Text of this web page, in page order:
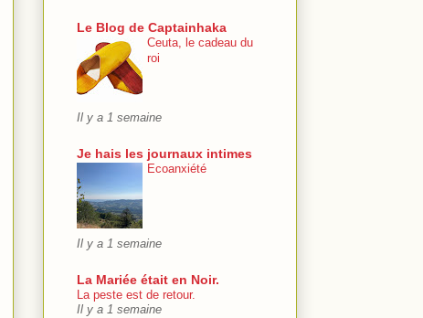
Le Blog de Captainhaka
Ceuta, le cadeau du
roi
Il y a 1 semaine
Je hais les journaux intimes
Ecoanxiété
Il y a 1 semaine
La Mariée était en Noir.
La peste est de retour.
Il y a 1 semaine